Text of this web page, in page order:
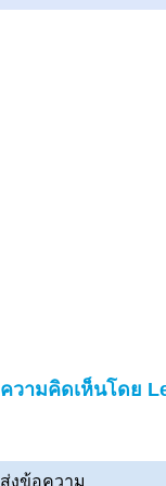
ความคิดเห็นโดย
ส่งข้อความ